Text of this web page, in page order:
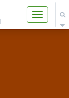
Toggle